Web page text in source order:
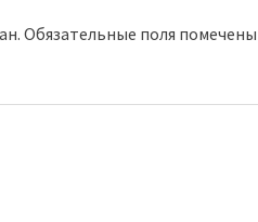
Обязательные поля помечены